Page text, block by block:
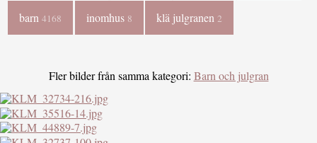
barn4168 inomhus 8 klä julgranen 2
Fler bilder från samma kategori: Barn och julgran